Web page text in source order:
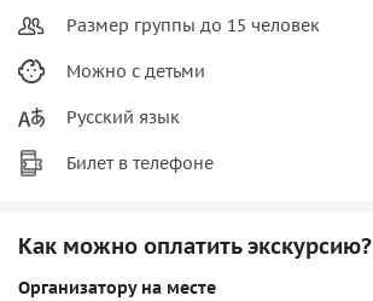
Размер группы до 15 человек
Можно с детьми
Русский язык
Билет в телефоне
Как можно оплатить экскурсию?
Организатору на месте